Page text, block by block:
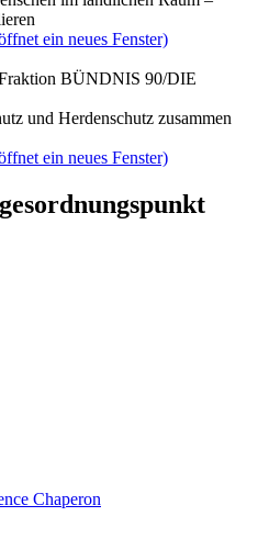
ein neues Fenster)
BÜNDNIS 90/DIE
und Herdenschutz zusammen
ein neues Fenster)
Chaperon